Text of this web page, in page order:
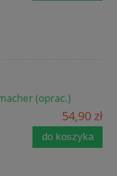
(oprac.)
54,90 zł
do koszyka